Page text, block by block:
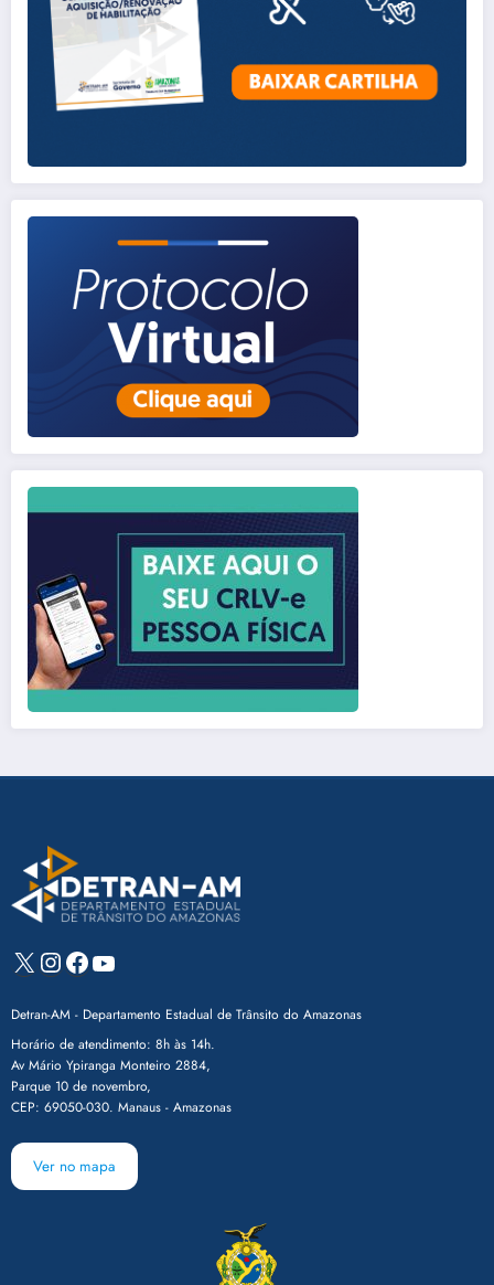
X Instagram
Facebook
Youtube
Detran-AM - Departamento Estadual de Trânsito do Amazonas
Horário de atendimento: 8h às 14h.
Av Mário Ypiranga Monteiro 2884,
Parque 10 de novembro,
CEP: 69050-030. Manaus - Amazonas
Ver no mapa